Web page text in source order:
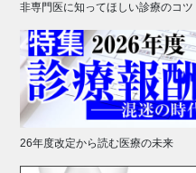
非専門医に知ってほしい診療のコツ
26年度改定から読む医療の未来